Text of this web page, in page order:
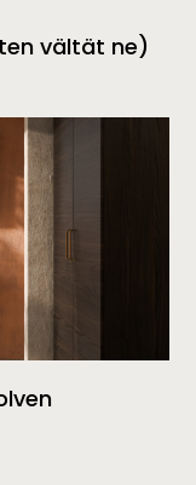
vältät ne)